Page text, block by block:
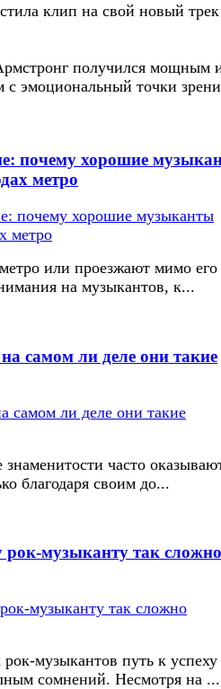
клип на свой новый
получился мощным
эмоциональный точки
почему хорошие
метро
или проезжают мимо его
на музыкантов, к...
самом ли деле они такие
часто
благодаря своим до...
музыканту так сложно
музыкантов путь к успеху
сомнений. Несмотря на ...